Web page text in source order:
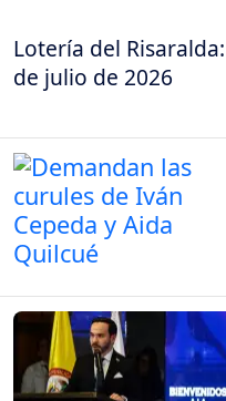
Lotería del
de julio de 2026